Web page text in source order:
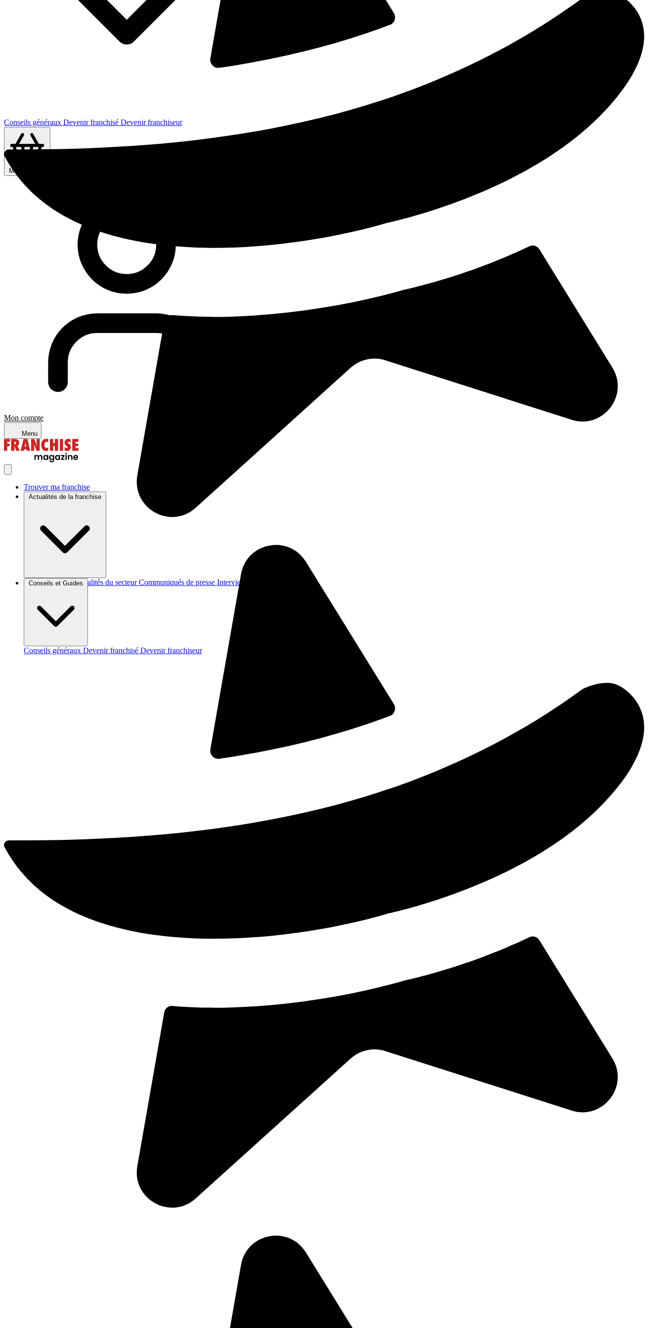
Conseils généraux Devenir franchisé Devenir franchiseur
Ma sélection
Mon compte
Menu
Trouver ma franchise
Actualités de la franchise
Brèves et actus Actualités du secteur Communiqués de presse Interviews
Conseils et Guides
Conseils généraux Devenir franchisé Devenir franchiseur